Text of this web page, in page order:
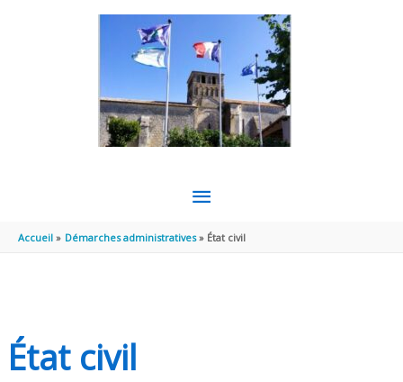
MENU
PRINCIPAL
Accueil Démarches administratives État civil
État civil